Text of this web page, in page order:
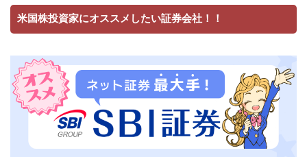
米国株投資家にオススメしたい証券会社！！